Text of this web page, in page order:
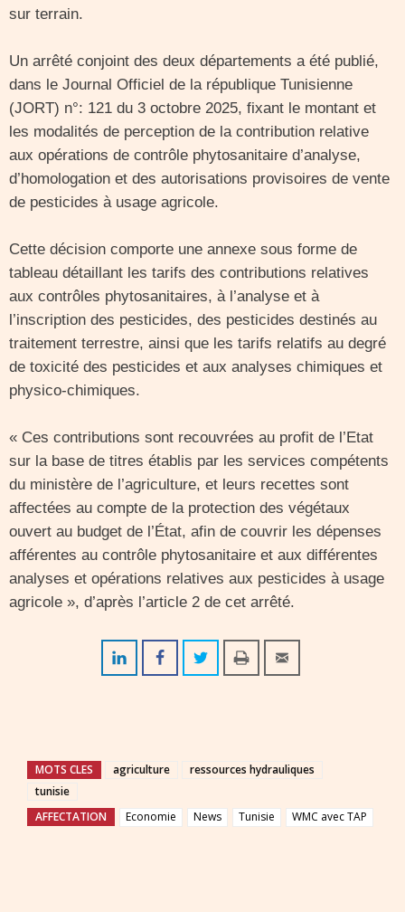
sur terrain.
Un arrêté conjoint des deux départements a été publié,
dans le Journal Officiel de la république Tunisienne
(JORT) n°: 121 du 3 octobre 2025, fixant le montant et
les modalités de perception de la contribution relative
aux opérations de contrôle phytosanitaire d’analyse,
d’homologation et des autorisations provisoires de vente
de pesticides à usage agricole.
Cette décision comporte une annexe sous forme de
tableau détaillant les tarifs des contributions relatives
aux contrôles phytosanitaires, à l’analyse et à
l’inscription des pesticides, des pesticides destinés au
traitement terrestre, ainsi que les tarifs relatifs au degré
de toxicité des pesticides et aux analyses chimiques et
physico-chimiques.
« Ces contributions sont recouvrées au profit de l’Etat
sur la base de titres établis par les services compétents
du ministère de l’agriculture, et leurs recettes sont
affectées au compte de la protection des végétaux
ouvert au budget de l’État, afin de couvrir les dépenses
afférentes au contrôle phytosanitaire et aux différentes
analyses et opérations relatives aux pesticides à usage
agricole », d’après l’article 2 de cet arrêté.
MOTS CLES agriculture
ressources hydrauliques
tunisie
AFFECTATION
Economie News Tunisie WMC avec TAP